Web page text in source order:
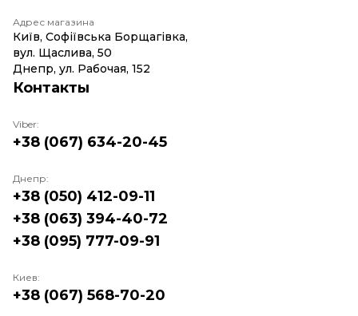
Адрес магазина
Київ, Софіївська Борщагівка,
вул. Щаслива, 50
Днепр, ул. Рабочая, 152
Контакты
Viber:
+38 (067) 634-20-45
Днепр:
+38 (050) 412-09-11
+38 (063) 394-40-72
+38 (095) 777-09-91
Киев:
+38 (067) 568-70-20